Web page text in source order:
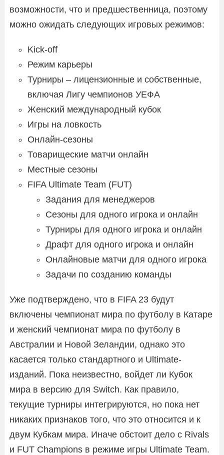
возможности, что и предшественница, поэтому
можно ожидать следующих игровых режимов:
Kick-off
Режим карьеры
Турниры – лицензионные и собственные,
включая Лигу чемпионов УЕФА
Женский международный кубок
Игры на ловкость
Онлайн-сезоны
Товарищеские матчи онлайн
Местные сезоны
FIFA Ultimate Team (FUT)
Задания для менеджеров
Сезоны для одного игрока и онлайн
Турниры для одного игрока и онлайн
Драфт для одного игрока и онлайн
Онлайновые матчи для одного игрока
Задачи по созданию команды
Уже подтверждено, что в FIFA 23 будут
включены чемпионат мира по футболу в Катаре
и женский чемпионат мира по футболу в
Австралии и Новой Зеландии, однако это
касается только стандартного и Ultimate-
изданий. Пока неизвестно, войдет ли Кубок
мира в версию для Switch. Как правило,
текущие турниры интегрируются, но пока нет
никаких признаков того, что это относится и к
двум Кубкам мира. Иначе обстоит дело с Rivals
и FUT Champions в режиме игры Ultimate Team.